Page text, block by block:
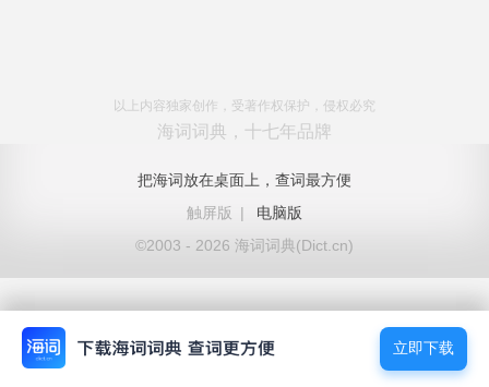
以上内容独家创作，受著作权保护，侵权必究
海词词典，十七年品牌
把海词放在桌面上，查词最方便
触屏版
|
电脑版
©2003 - 2026 海词词典(Dict.cn)
立即下载
立即下载